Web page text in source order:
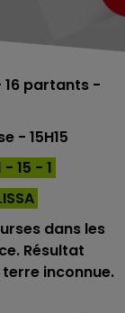
partants -
- 15H15
15 - 1
dans les
Résultat
inconnue.